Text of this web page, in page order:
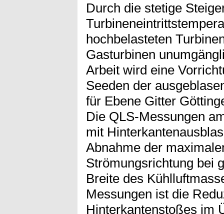
Durch die stetige
hochbelasteten
Gasturbinen
Arbeit wird eine
Seeden der
für Ebene Gitter
Die QLS-Messungen
mit
Abnahme der
Strömungsrichtung bei
Breite des
Messungen ist die
Hinterkantenstoßes im